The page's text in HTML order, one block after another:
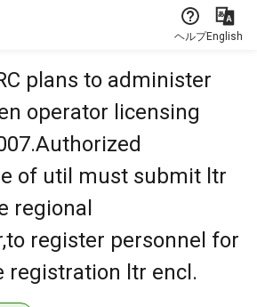
ヘルプEnglish
plans to administer
operator licensing
of util must submit ltr
regional
register personnel for
registration ltr encl.